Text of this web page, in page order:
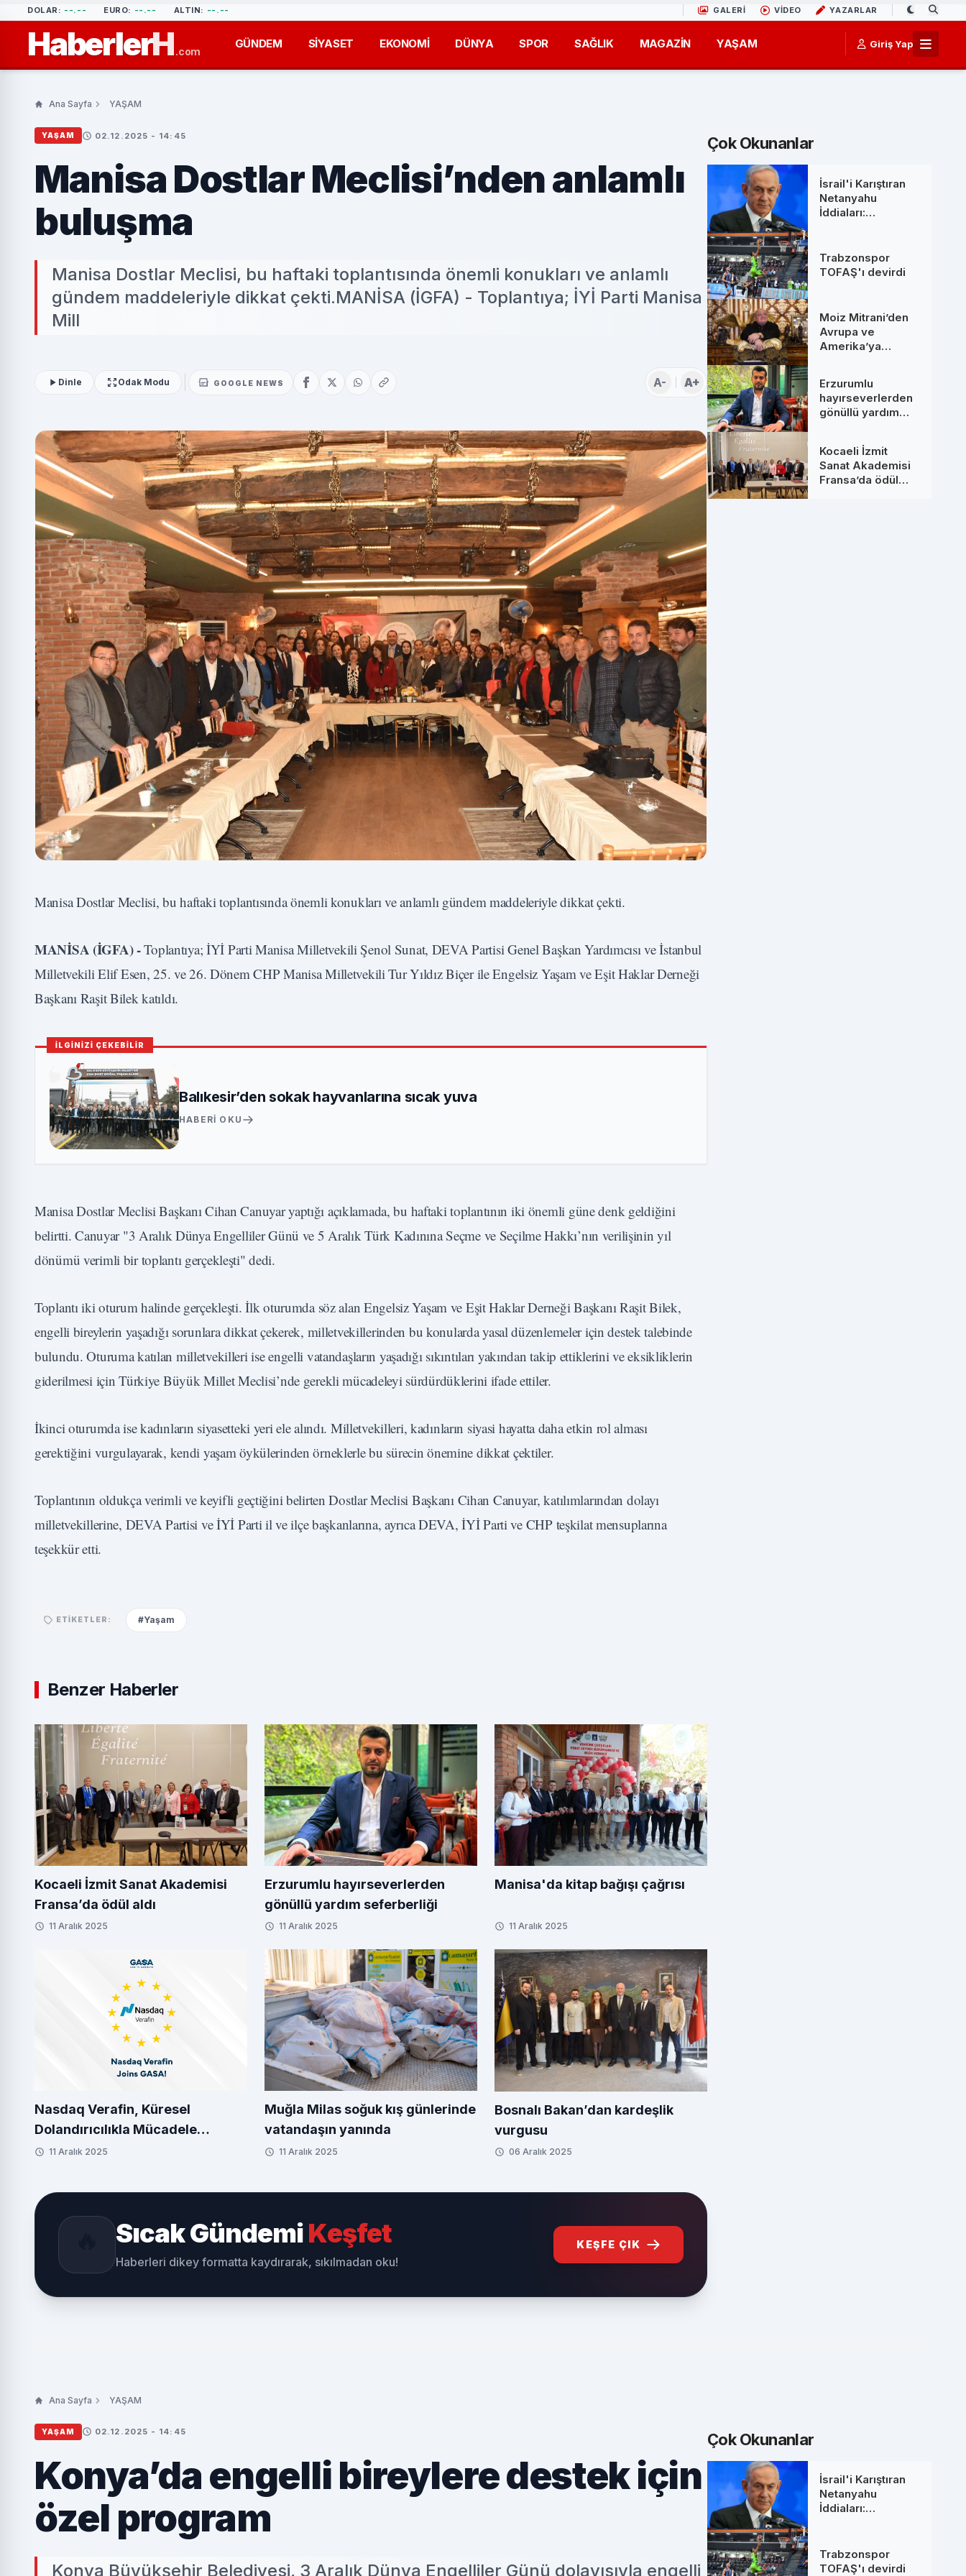
DOLAR: --.-- EURO: --.-- ALTIN: --.-- GALERİ VİDEO YAZARLAR
HaberlerH.com
GÜNDEM SİYASET EKONOMİ DÜNYA SPOR SAĞLIK MAGAZİN YAŞAM Giriş Yap
Ana Sayfa YAŞAM
YAŞAM 02.12.2025 - 14:45
Manisa Dostlar Meclisi’nden anlamlı
buluşma
Manisa Dostlar Meclisi, bu haftaki toplantısında önemli konukları ve anlamlı
gündem maddeleriyle dikkat çekti.MANİSA (İGFA) - Toplantıya; İYİ Parti Manisa
Mill
Dinle Odak Modu GOOGLE NEWS A- A+
Manisa Dostlar Meclisi, bu haftaki toplantısında önemli konukları ve anlamlı gündem maddeleriyle dikkat çekti.
MANİSA (İGFA) -Toplantıya; İYİ Parti Manisa Milletvekili Şenol Sunat, DEVA Partisi Genel Başkan Yardımcısı ve İstanbul
Milletvekili Elif Esen, 25. ve 26. Dönem CHP Manisa Milletvekili Tur Yıldız Biçer ile Engelsiz Yaşam ve Eşit Haklar Derneği
Başkanı Raşit Bilek katıldı.
İLGİNİZİ ÇEKEBİLİR
Balıkesir’den sokak hayvanlarına sıcak yuva
HABERI OKU
Manisa Dostlar Meclisi Başkanı Cihan Canuyar yaptığı açıklamada, bu haftaki toplantının iki önemli güne denk geldiğini
belirtti. Canuyar "3 Aralık Dünya Engelliler Günü ve 5 Aralık Türk Kadınına Seçme ve Seçilme Hakkı’nın verilişinin yıl
dönümü verimli bir toplantı gerçekleşti" dedi.
Toplantı iki oturum halinde gerçekleşti. İlk oturumda söz alan Engelsiz Yaşam ve Eşit Haklar Derneği Başkanı Raşit Bilek,
engelli bireylerin yaşadığı sorunlara dikkat çekerek, milletvekillerinden bu konularda yasal düzenlemeler için destek talebinde
bulundu. Oturuma katılan milletvekilleri ise engelli vatandaşların yaşadığı sıkıntıları yakından takip ettiklerini ve eksikliklerin
giderilmesi için Türkiye Büyük Millet Meclisi’nde gerekli mücadeleyi sürdürdüklerini ifade ettiler.
İkinci oturumda ise kadınların siyasetteki yeri ele alındı. Milletvekilleri, kadınların siyasi hayatta daha etkin rol alması
gerektiğini vurgulayarak, kendi yaşam öykülerinden örneklerle bu sürecin önemine dikkat çektiler.
Toplantının oldukça verimli ve keyifli geçtiğini belirten Dostlar Meclisi Başkanı Cihan Canuyar, katılımlarından dolayı
milletvekillerine, DEVA Partisi ve İYİ Parti il ve ilçe başkanlarına, ayrıca DEVA, İYİ Parti ve CHP teşkilat mensuplarına
teşekkür etti.
ETIKETLER: #Yaşam
Benzer Haberler
Kocaeli İzmit Sanat Akademisi
Fransa’da ödül aldı
11 Aralık 2025
Erzurumlu hayırseverlerden
gönüllü yardım seferberliği
11 Aralık 2025
Manisa'da kitap bağışı çağrısı
11 Aralık 2025
Nasdaq Verafin, Küresel
Dolandırıcılıkla Mücadele
İttifakı'na (GASA) katıldı
11 Aralık 2025
Muğla Milas soğuk kış günlerinde
vatandaşın yanında
11 Aralık 2025
Bosnalı Bakan’dan kardeşlik
vurgusu
06 Aralık 2025
Sıcak GündemiKeşfet
Haberleri dikey formatta kaydırarak, sıkılmadan oku!
KEŞFE ÇIK
Çok Okunanlar
İsrail'i Karıştıran
Netanyahu
İddiaları:
Söylentilerine Net
Yanıt
Trabzonspor
TOFAŞ'ı devirdi
Moiz Mitrani’den
Avrupa ve
Amerika’ya
Ortaklarıyla
Zirveye Çıkıyor
Erzurumlu
hayırseverlerden
gönüllü yardım
Kocaeli İzmit
Sanat Akademisi
Fransa’da ödül
Ana Sayfa YAŞAM
YAŞAM 02.12.2025 - 14:45
Konya’da engelli bireylere destek için
özel program
Konya Büyükşehir Belediyesi, 3 Aralık Dünya Engelliler Günü dolayısıyla engelli
Çok Okunanlar
İsrail'i Karıştıran
Netanyahu
İddiaları:
Söylentilerine Net
Yanıt
Trabzonspor
TOFAŞ'ı devirdi